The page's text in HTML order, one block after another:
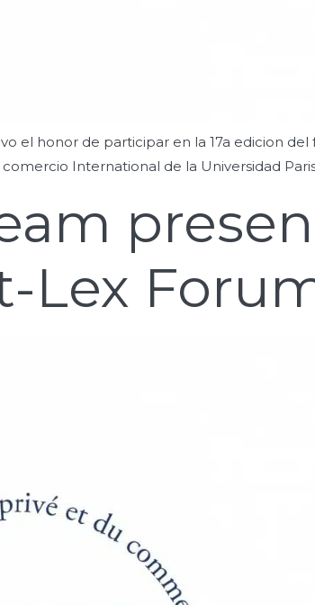
el honor de participar en la 17a edicion
International de la Universidad
Lex